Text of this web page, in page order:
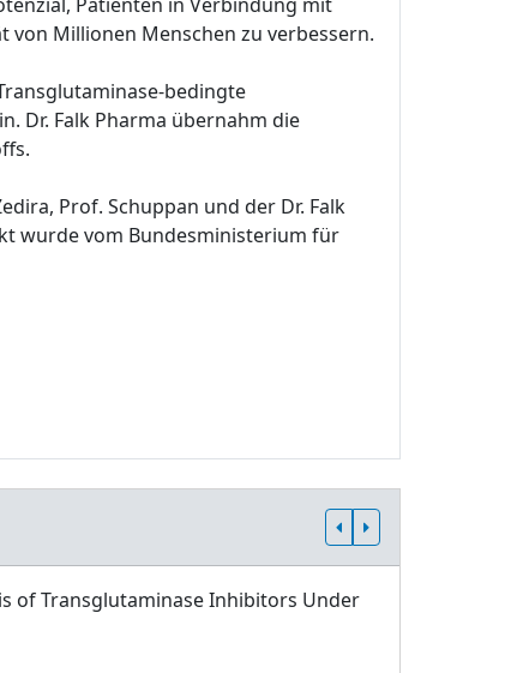
von Millionen Menschen zu verbessern.
bedingte
Dr. Falk Pharma übernahm die
Prof. Schuppan und der Dr. Falk
wurde vom Bundesministerium für
of Transglutaminase Inhibitors Under